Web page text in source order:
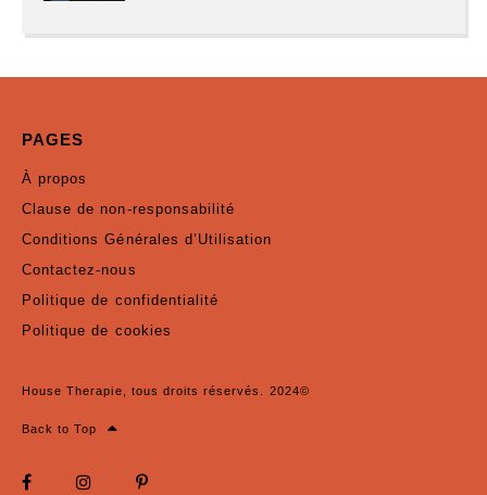
PAGES
À propos
Clause de non-responsabilité
Conditions Générales d’Utilisation
Contactez-nous
Politique de confidentialité
Politique de cookies
House Therapie, tous droits réservés. 2024©
Back to Top